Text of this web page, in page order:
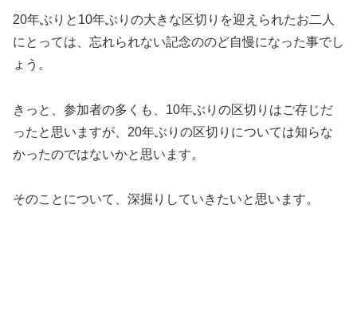
20年ぶりと10年ぶりの大きな区切りを迎えられたお二人
にとっては、忘れられない記念ののど自慢になった事でし
ょう。
きっと、参加者の多くも、10年ぶりの区切りはご存じだ
ったと思いますが、20年ぶりの区切りについては知らな
かったのではないかと思います。
そのことについて、深掘りしていきたいと思います。